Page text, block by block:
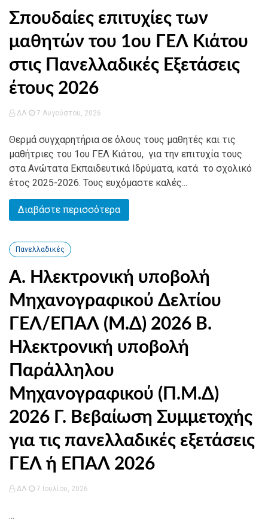
Σπουδαίες επιτυχίες των
μαθητών του 1ου ΓΕΛ Κιάτου
στις Πανελλαδικές Εξετάσεις
έτους 2026
ΔΛ 7 Αυγούστου, 2026
Θερμά συγχαρητήρια σε όλους τους μαθητές και τις
μαθήτριες του 1ου ΓΕΛ Κιάτου, για την επιτυχία τους
στα Ανώτατα Εκπαιδευτικά Ιδρύματα, κατά το σχολικό
έτος 2025-2026. Τους ευχόμαστε καλές...
Διαβάστε περισσότερα
Πανελλαδικές
Α. Ηλεκτρονική υποβολή
Μηχανογραφικού Δελτίου
ΓΕΛ/ΕΠΑΛ (Μ.Δ) 2026 Β.
Ηλεκτρονική υποβολή
Παράλληλου
Μηχανογραφικού (Π.Μ.Δ)
2026 Γ. Βεβαίωση Συμμετοχής
για τις πανελλαδικές εξετάσεις
ΓΕΛ ή ΕΠΑΛ 2026
ΔΛ 7 Ιουλίου, 2026
...